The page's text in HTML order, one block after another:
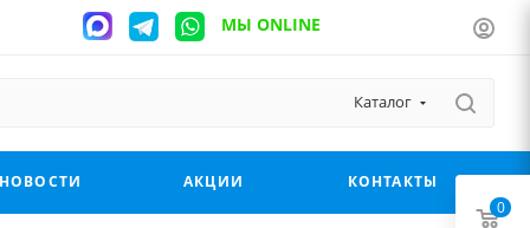
МЫ ONLINE
Каталог
АКЦИИ КОНТАКТЫ
0